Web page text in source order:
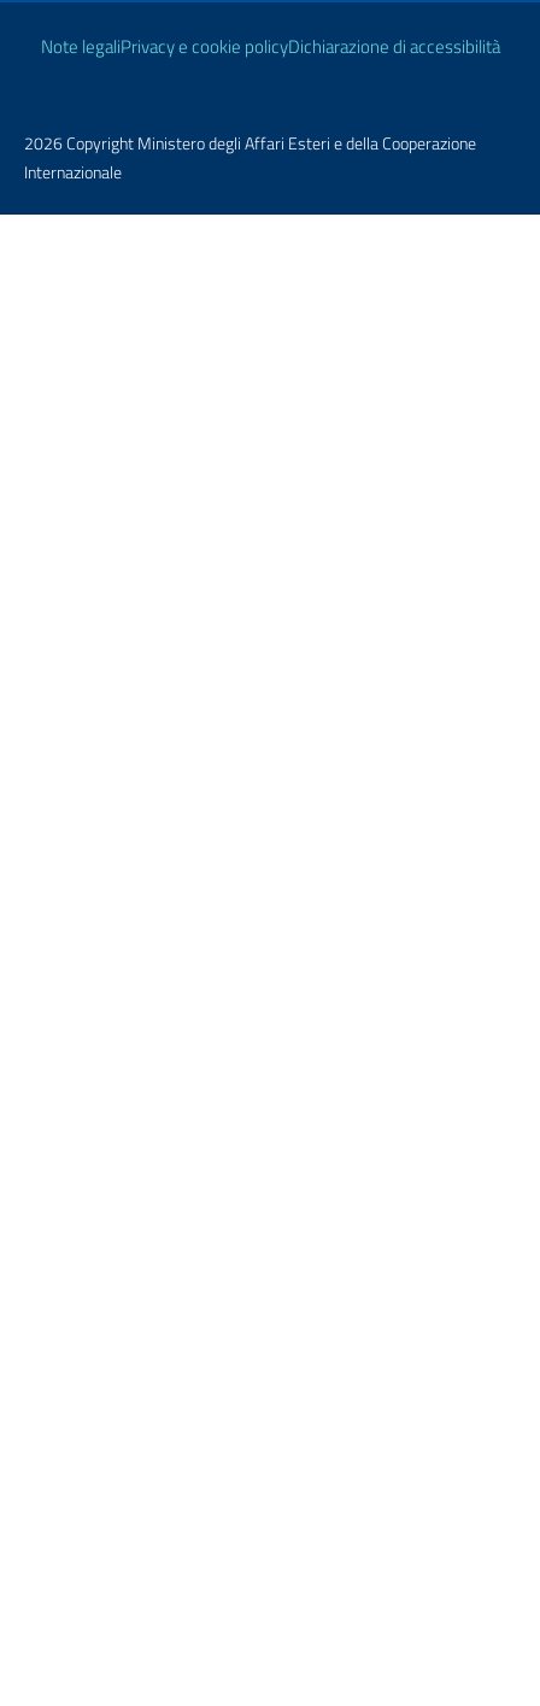
Link Utili
Note legaliPrivacy e cookie policyDichiarazione di accessibilità
2026 Copyright Ministero degli Affari Esteri e della Cooperazione
Internazionale